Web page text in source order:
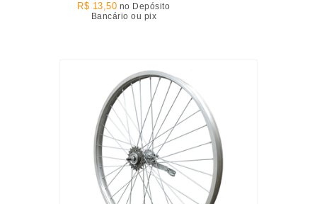
R$ 13,50 no Depósito
Bancário ou pix